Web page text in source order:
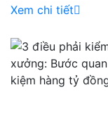
Xem chi tiết